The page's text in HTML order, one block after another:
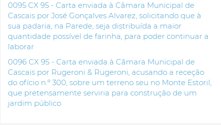
0095 CX 95 - Carta enviada à Câmara Municipal de
Cascais por José Gonçalves Alvarez, solicitando que à
sua padaria, na Parede, seja distribuída a maior
quantidade possível de farinha, para poder continuar a
laborar
0096 CX 95 - Carta enviada à Câmara Municipal de
Cascais por Rugeroni & Rugeroni, acusando a receção
do ofício n.º 300, sobre um terreno seu no Monte Estoril,
que pretensamente serviria para construção de um
jardim público